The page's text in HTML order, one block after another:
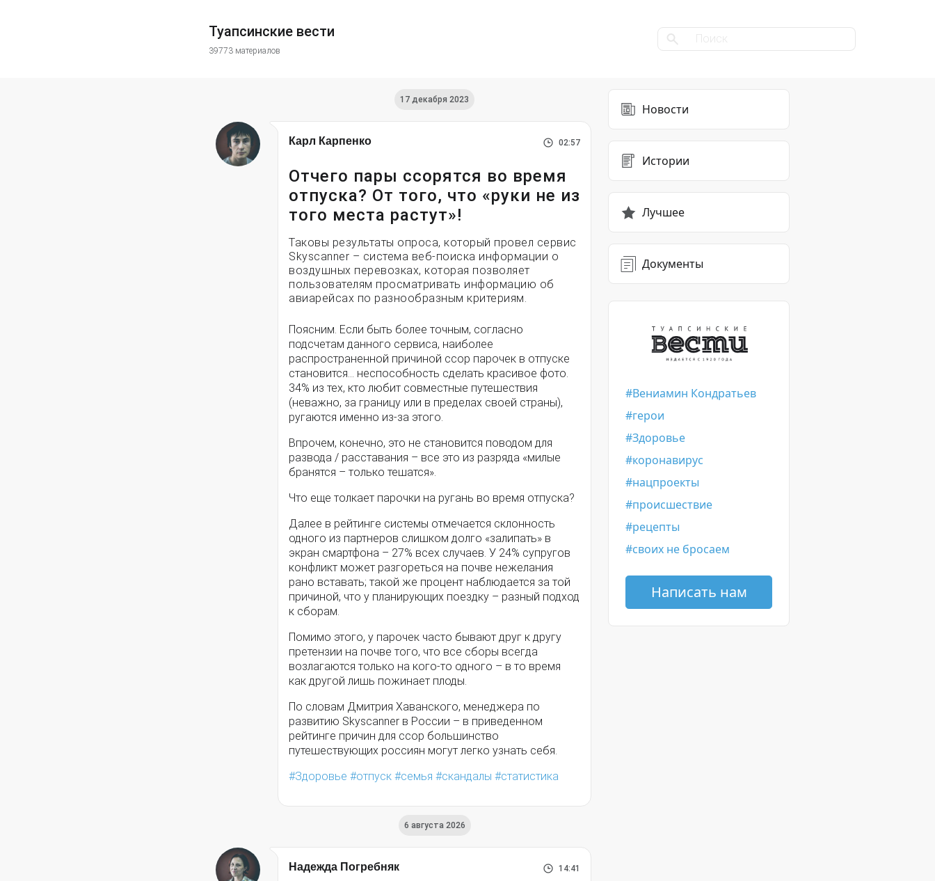
Туапсинские вести
39773 материалов
17 декабря 2023
Карл Карпенко 02:57
Отчего пары ссорятся во время
отпуска? От того, что «руки не из
того места растут»!
Таковы результаты опроса, который провел сервис
Skyscanner – система веб-поиска информации о
воздушных перевозках, которая позволяет
пользователям просматривать информацию об
авиарейсах по разнообразным критериям.
Поясним. Если быть более точным, согласно
подсчетам данного сервиса, наиболее
распространенной причиной ссор парочек в отпуске
становится… неспособность сделать красивое фото.
34% из тех, кто любит совместные путешествия
(неважно, за границу или в пределах своей страны),
ругаются именно из-за этого.
Впрочем, конечно, это не становится поводом для
развода / расставания – все это из разряда «милые
бранятся – только тешатся».
Что еще толкает парочки на ругань во время отпуска?
Далее в рейтинге системы отмечается склонность
одного из партнеров слишком долго «залипать» в
экран смартфона – 27% всех случаев. У 24% супругов
конфликт может разгореться на почве нежелания
рано вставать; такой же процент наблюдается за той
причиной, что у планирующих поездку – разный подход
к сборам.
Помимо этого, у парочек часто бывают друг к другу
претензии на почве того, что все сборы всегда
возлагаются только на кого-то одного – в то время
как другой лишь пожинает плоды.
По словам Дмитрия Хаванского, менеджера по
развитию Skyscanner в России – в приведенном
рейтинге причин для ссор большинство
путешествующих россиян могут легко узнать себя.
Здоровье
отпуск семья скандалы статистика
6 августа 2026
Надежда Погребняк 14:41
Новости
Истории
Лучшее
Документы
Вениамин Кондратьев
герои
Здоровье
коронавирус
нацпроекты
происшествие
рецепты
своих не бросаем
Написать нам